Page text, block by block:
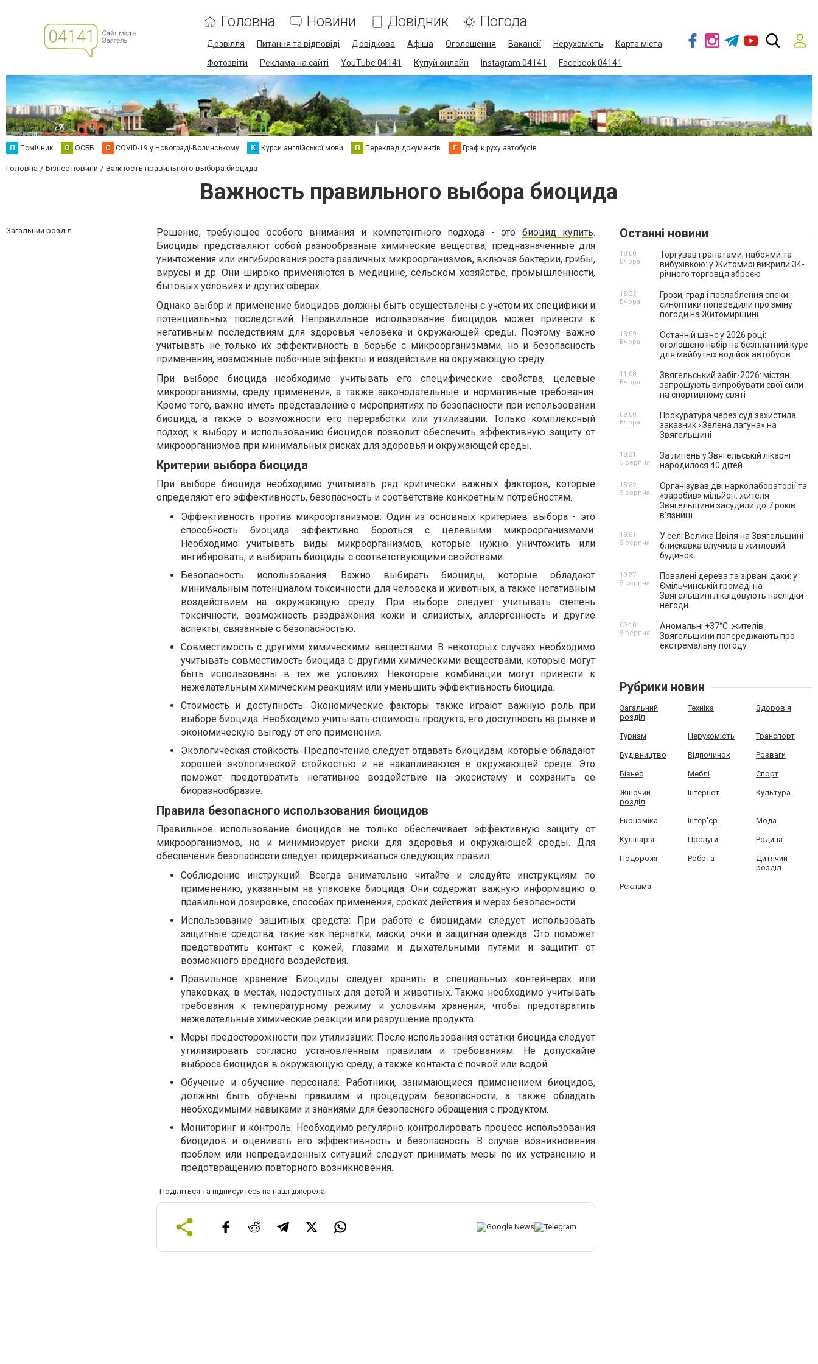
Головна Новини Довідник Погода
Дозвілля Питання та відповіді Довідкова Афіша Оголошення Вакансії Нерухомість
Карта міста
Фотозвіти
Реклама на сайті YouTube 04141 Купуй онлайн Instagram 04141 Facebook 04141
П Помічник О ОСББ C COVID-19 у Новограді-Волинському К Курси англійської мови П Переклад документів Г Графік руху автобусів
Головна Бізнес новини Важность правильного выбора биоцида
Важность правильного выбора биоцида
Загальний розділ Решение, требующее особого внимания и компетентного подхода - это биоцид купить.
Биоциды представляют собой разнообразные химические вещества, предназначенные для
уничтожения или ингибирования роста различных микроорганизмов, включая бактерии, грибы,
вирусы и др. Они широко применяются в медицине, сельском хозяйстве, промышленности,
бытовых условиях и других сферах.
Однако выбор и применение биоцидов должны быть осуществлены с учетом их специфики и
потенциальных последствий. Неправильное использование биоцидов может привести к
негативным последствиям для здоровья человека и окружающей среды. Поэтому важно
учитывать не только их эффективность в борьбе с микроорганизмами, но и безопасность
применения, возможные побочные эффекты и воздействие на окружающую среду.
При выборе биоцида необходимо учитывать его специфические свойства, целевые
микроорганизмы, среду применения, а также законодательные и нормативные требования.
Кроме того, важно иметь представление о мероприятиях по безопасности при использовании
биоцида, а также о возможности его переработки или утилизации. Только комплексный
подход к выбору и использованию биоцидов позволит обеспечить эффективную защиту от
микроорганизмов при минимальных рисках для здоровья и окружающей среды.
Критерии выбора биоцида
При выборе биоцида необходимо учитывать ряд критически важных факторов, которые
определяют его эффективность, безопасность и соответствие конкретным потребностям.
Эффективность против микроорганизмов: Один из основных критериев выбора - это
способность биоцида эффективно бороться с целевыми микроорганизмами.
Необходимо учитывать виды микроорганизмов, которые нужно уничтожить или
ингибировать, и выбирать биоциды с соответствующими свойствами.
Безопасность использования: Важно выбирать биоциды, которые обладают
минимальным потенциалом токсичности для человека и животных, а также негативным
воздействием на окружающую среду. При выборе следует учитывать степень
токсичности, возможность раздражения кожи и слизистых, аллергенность и другие
аспекты, связанные с безопасностью.
Совместимость с другими химическими веществами: В некоторых случаях необходимо
учитывать совместимость биоцида с другими химическими веществами, которые могут
быть использованы в тех же условиях. Некоторые комбинации могут привести к
нежелательным химическим реакциям или уменьшить эффективность биоцида.
Стоимость и доступность: Экономические факторы также играют важную роль при
выборе биоцида. Необходимо учитывать стоимость продукта, его доступность на рынке и
экономическую выгоду от его применения.
Экологическая стойкость: Предпочтение следует отдавать биоцидам, которые обладают
хорошей экологической стойкостью и не накапливаются в окружающей среде. Это
поможет предотвратить негативное воздействие на экосистему и сохранить ее
биоразнообразие.
Правила безопасного использования биоцидов
Правильное использование биоцидов не только обеспечивает эффективную защиту от
микроорганизмов, но и минимизирует риски для здоровья и окружающей среды. Для
обеспечения безопасности следует придерживаться следующих правил:
Соблюдение инструкций: Всегда внимательно читайте и следуйте инструкциям по
применению, указанным на упаковке биоцида. Они содержат важную информацию о
правильной дозировке, способах применения, сроках действия и мерах безопасности.
Использование защитных средств: При работе с биоцидами следует использовать
защитные средства, такие как перчатки, маски, очки и защитная одежда. Это поможет
предотвратить контакт с кожей, глазами и дыхательными путями и защитит от
возможного вредного воздействия.
Правильное хранение: Биоциды следует хранить в специальных контейнерах или
упаковках, в местах, недоступных для детей и животных. Также необходимо учитывать
требования к температурному режиму и условиям хранения, чтобы предотвратить
нежелательные химические реакции или разрушение продукта.
Меры предосторожности при утилизации: После использования остатки биоцида следует
утилизировать согласно установленным правилам и требованиям. Не допускайте
выброса биоцидов в окружающую среду, а также контакта с почвой или водой.
Обучение и обучение персонала: Работники, занимающиеся применением биоцидов,
должны быть обучены правилам и процедурам безопасности, а также обладать
необходимыми навыками и знаниями для безопасного обращения с продуктом.
Мониторинг и контроль: Необходимо регулярно контролировать процесс использования
биоцидов и оценивать его эффективность и безопасность. В случае возникновения
проблем или непредвиденных ситуаций следует принимать меры по их устранению и
предотвращению повторного возникновения.
Поділіться та підписуйтесь на наші джерела
Останні новини
Торгував гранатами, набоями та
вибухівкою: у Житомирі викрили 34-
річного торговця зброєю
18:00,
Вчора
Грози, град і послаблення спеки:
синоптики попередили про зміну
погоди на Житомирщині
15:23,
Вчора
Останній шанс у 2026 році:
оголошено набір на безплатний курс
для майбутніх водійок автобусів
13:09,
Вчора
Звягельський забіг-2026: містян
запрошують випробувати свої сили
на спортивному святі
11:08,
Вчора
Прокуратура через суд захистила
заказник «Зелена лагуна» на
Звягельщині
09:00,
Вчора
За липень у Звягельській лікарні
народилося 40 дітей
18:21,
5 серпня
Організував дві нарколабораторії та
«заробив» мільйон: жителя
Звягельщини засудили до 7 років
в'язниці
15:32,
5 серпня
У селі Велика Цвіля на Звягельщині
блискавка влучила в житловий
будинок
13:01,
5 серпня
Повалені дерева та зірвані дахи: у
Ємільчинській громаді на
Звягельщині ліквідовують наслідки
негоди
10:37,
5 серпня
Аномальні +37°C: жителів
Звягельщини попереджають про
екстремальну погоду
09:10,
5 серпня
Рубрики новин
Загальний
розділ
Техніка Здоров'я
Туризм Нерухомість Транспорт
Будівництво Відпочинок Розваги
Бізнес Меблі Спорт
Жіночий
розділ
Інтернет Культура
Економіка Інтер'єр Мода
Кулінарія Послуги Родина
Подорожі Робота
Дитячий
розділ
Реклама